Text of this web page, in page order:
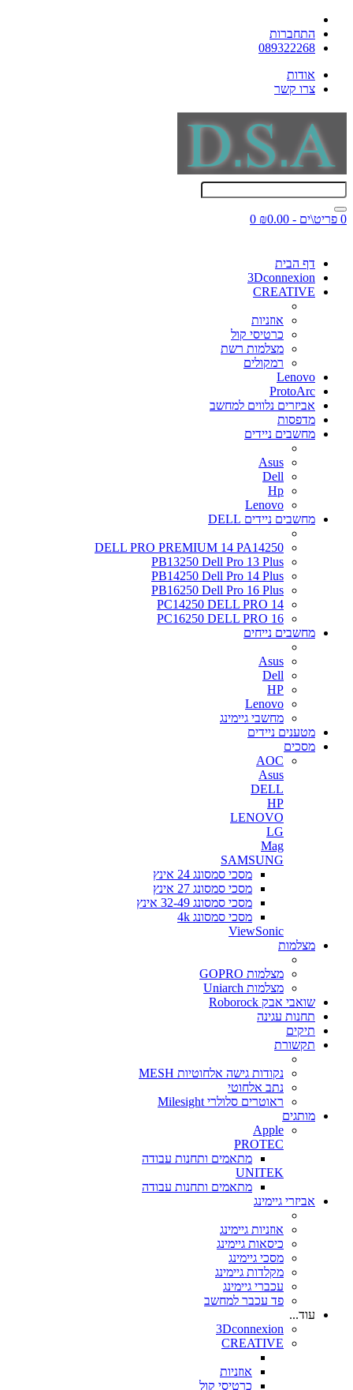
התחברות
089322268
אודות
צרו קשר
0 פריט\ים - ₪0.00 0
דף הבית
3Dconnexion
CREATIVE
אוזניות
כרטיסי קול
מצלמות רשת
רמקולים
Lenovo
ProtoArc
אביזרים נלווים למחשב
מדפסות
מחשבים ניידים
Asus
Dell
Hp
Lenovo
מחשבים ניידים DELL
DELL PRO PREMIUM 14 PA14250
PB13250 Dell Pro 13 Plus
PB14250 Dell Pro 14 Plus
PB16250 Dell Pro 16 Plus
PC14250 DELL PRO 14
PC16250 DELL PRO 16
מחשבים נייחים
Asus
Dell
HP
Lenovo
מחשבי גיימינג
מטענים ניידים
מסכים
AOC
Asus
DELL
HP
LENOVO
LG
Mag
SAMSUNG
מסכי סמסונג 24 אינץ
מסכי סמסונג 27 אינץ
מסכי סמסונג 32-49 אינץ
מסכי סמסונג 4k
ViewSonic
מצלמות
מצלמות GOPRO
מצלמות Uniarch
שואבי אבק Roborock
תחנות עגינה
תיקים
תקשורת
נקודות גישה אלחוטיות MESH
נתב אלחוטי
ראוטרים סלולרי Milesight
מותגים
Apple
PROTEC
מתאמים ותחנות עבודה
UNITEK
מתאמים ותחנות עבודה
אביזרי גיימינג
אוזניות גיימינג
כיסאות גיימינג
מסכי גיימינג
מקלדות גיימינג
עכברי גיימינג
פד עכבר למחשב
עוד...
3Dconnexion
CREATIVE
אוזניות
כרטיסי קול